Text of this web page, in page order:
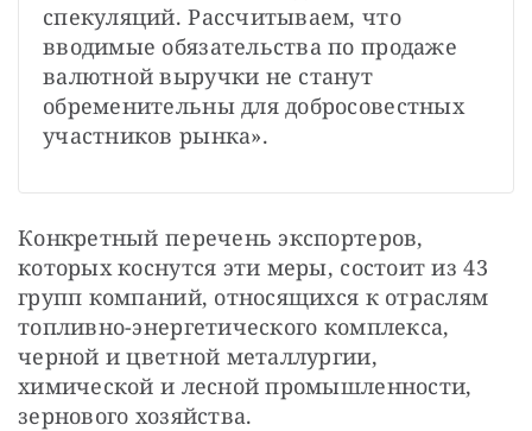
спекуляций. Рассчитываем, что
вводимые обязательства по продаже
валютной выручки не станут
обременительны для добросовестных
участников рынка».
Конкретный перечень экспортеров,
которых коснутся эти меры, состоит из 43
групп компаний, относящихся к отраслям
топливно-энергетического комплекса,
черной и цветной металлургии,
химической и лесной промышленности,
зернового хозяйства.